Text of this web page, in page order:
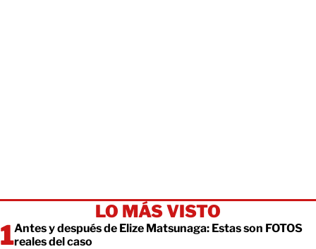
LO MÁS VISTO
Antes y después de Elize Matsunaga: Estas son FOTOS
reales del caso